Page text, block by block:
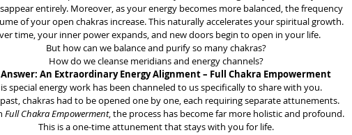
entirely. Moreover, as your energy becomes more balanced, the frequency
of your open chakras increase. This naturally accelerates your spiritual growth.
time, your inner power expands, and new doors begin to open in your life.
But how can we balance and purify so many chakras?
How do we cleanse meridians and energy channels?
An Extraordinary Energy Alignment – Full Chakra Empowerment
special energy work has been channeled to us specifically to share with you.
chakras had to be opened one by one, each requiring separate attunements.
Full Chakra Empowerment, the process has become far more holistic and profound.
This is a one-time attunement that stays with you for life.